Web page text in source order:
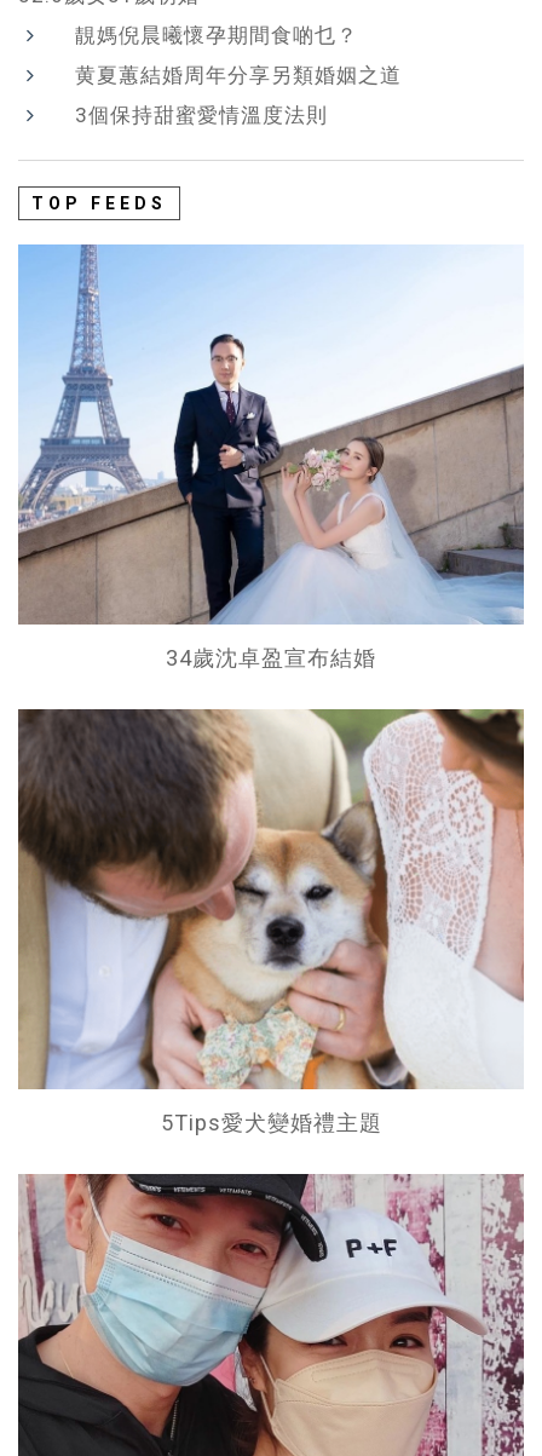
靚媽倪晨曦懷孕期間食啲乜？
黄夏蕙結婚周年分享另類婚姻之道
3個保持甜蜜愛情溫度法則
TOP FEEDS
34歲沈卓盈宣布結婚
5Tips愛犬變婚禮主題